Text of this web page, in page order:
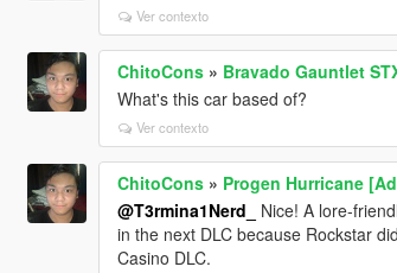
Ver contexto
ChitoCons» Bravado Gauntlet
What's this car based of?
Ver contexto
ChitoCons» Progen Hurricane
@T3rmina1Nerd_
Nice! A lore-
in the next DLC because Rockstar
Casino DLC.